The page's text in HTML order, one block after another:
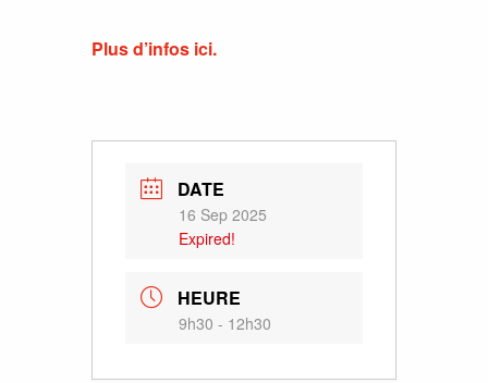
Plus d’infos ici.
DATE
16 Sep 2025
Expired!
HEURE
9h30 - 12h30